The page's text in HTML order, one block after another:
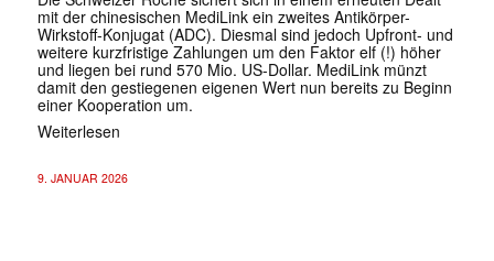
mit der chinesischen MediLink ein zweites Antikörper-
Wirkstoff-Konjugat (ADC). Diesmal sind jedoch Upfront- und
weitere kurzfristige Zahlungen um den Faktor elf (!) höher
und liegen bei rund 570 Mio. US-Dollar. MediLink münzt
damit den gestiegenen eigenen Wert nun bereits zu Beginn
einer Kooperation um.
Weiterlesen
9. JANUAR 2026